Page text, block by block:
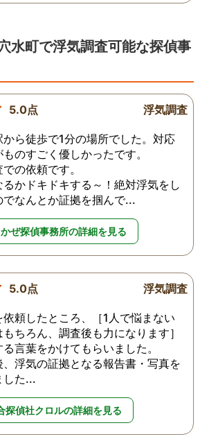
水町で浮気調査可能な探偵事
5.0点 浮気調査
から徒歩で1分の場所でした。対応
のすごく優しかったです。
の依頼です。
るかドキドキする～！絶対浮気をし
なんとか証拠を掴んで...
ぜ探偵事務所の詳細を見る
5.0点 浮気調査
頼したところ、［1人で悩まない
ちろん、調査後も力になります］
言葉をかけてもらいました。
浮気の証拠となる報告書・写真を
した...
探偵社クロルの詳細を見る